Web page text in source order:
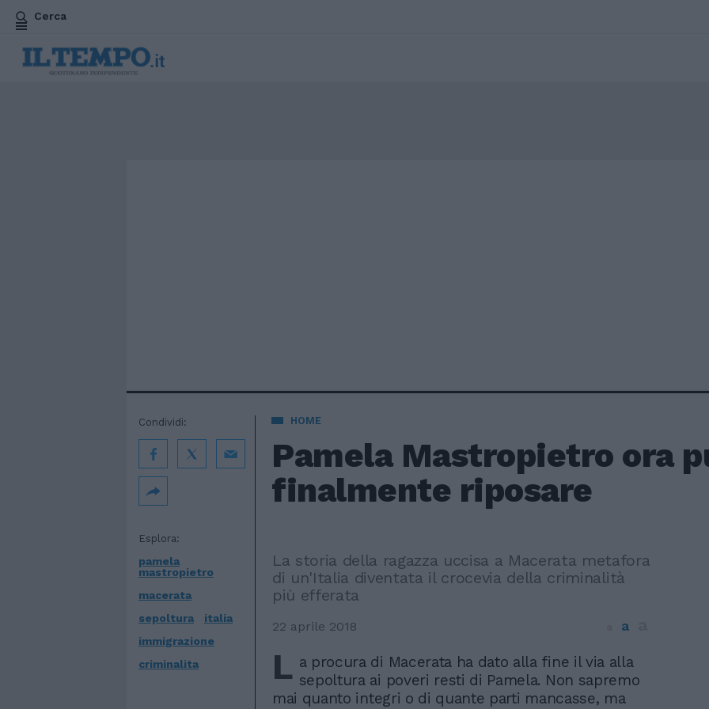
Cerca
HOME
Pamela Mastropietro ora
finalmente riposare
Esplora:
pamela
mastropietro
macerata
sepoltura
italia
immigrazione
criminalita
Condividi:
La storia della ragazza uccisa a Macerata metafora
di un'Italia diventata il crocevia della criminalità
più efferata
22 aprile 2018 a
L a procura di Macerata ha dato alla fine il via alla
sepoltura ai poveri resti di Pamela. Non sapremo
mai quanto integri o di quante parti mancasse, ma